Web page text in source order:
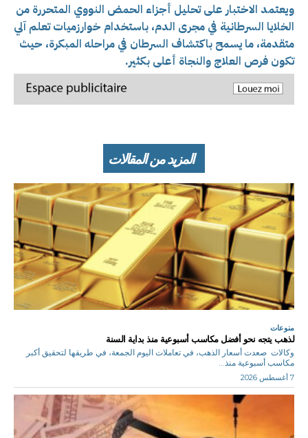
ويعتمد الاختبار على تحليل أجزاء الحمض النووي المتحررة من
الخلايا السرطانية في مجرى الدم، باستخدام خوارزميات تعلم آلي
متقدمة، ما يسمح باكتشاف السرطان في مراحله المبكرة، حيث
تكون فرص العلاج والنجاة أعلى بكثير.
المزيد من المقالات
منوعات
لذهب يتجه نحو أفضل مكاسب أسبوعية منذ بداية السنة
وكالات صعدت أسعار الذهب، في تعاملات اليوم الجمعة، في طريقها لتحقيق أكبر
مكاسب أسبوعية منذ...
7 أغسطس 2026